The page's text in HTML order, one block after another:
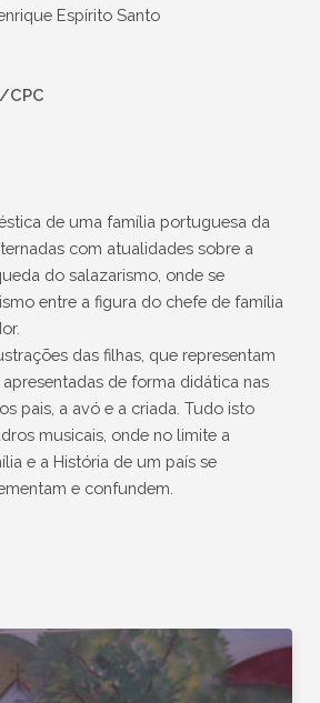
Espírito Santo
CPC
de uma família portuguesa da
com atualidades sobre a
do salazarismo, onde se
entre a figura do chefe de família
das filhas, que representam
de forma didática nas
pais, a avó e a criada. Tudo isto
musicais, onde no limite a
e a História de um país se
e confundem.